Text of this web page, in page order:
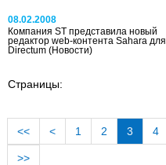
08.02.2008
Компания ST представила новый
редактор web-контента Sahara для
Directum (Новости)
Страницы:
<< < 1 2 3 4
>>